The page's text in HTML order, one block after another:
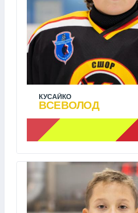
КУСАЙКО
ВСЕВОЛОД